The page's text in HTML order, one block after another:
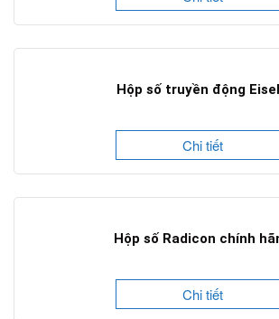
Hộp số truyền động
Chi tiết
Hộp số Radicon chính
Chi tiết